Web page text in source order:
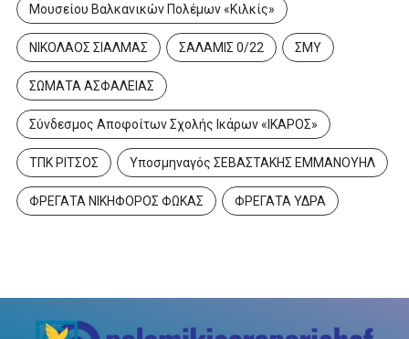
Μουσείου Βαλκανικών Πολέμων «Κιλκίς»
ΝΙΚΟΛΑΟΣ ΣΙΑΛΜΑΣ ΣΑΛΑΜΙΣ 0/22 ΣΜΥ
ΣΩΜΑΤΑ ΑΣΦΑΛΕΙΑΣ
Σύνδεσμος Αποφοίτων Σχολής Ικάρων «ΙΚΑΡΟΣ»
ΤΠΚ ΡΙΤΣΟΣ Υποσμηναγός ΣΕΒΑΣΤΑΚΗΣ ΕΜΜΑΝΟΥΗΛ
ΦΡΕΓΑΤΑ ΝΙΚΗΦΟΡΟΣ ΦΩΚΑΣ ΦΡΕΓΑΤΑ ΥΔΡΑ